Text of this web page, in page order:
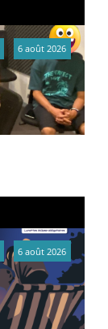
6 août 2026
6 août 2026